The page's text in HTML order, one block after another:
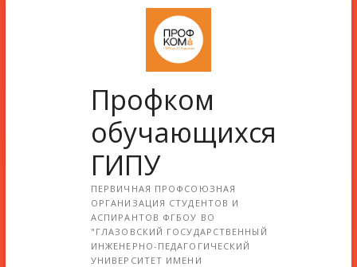
Профком
обучающихся
ГИПУ
ПЕРВИЧНАЯ ПРОФСОЮЗНАЯ
ОРГАНИЗАЦИЯ СТУДЕНТОВ И
АСПИРАНТОВ ФГБОУ ВО
"ГЛАЗОВСКИЙ ГОСУДАРСТВЕННЫЙ
ИНЖЕНЕРНО-ПЕДАГОГИЧЕСКИЙ
УНИВЕРСИТЕТ ИМЕНИ